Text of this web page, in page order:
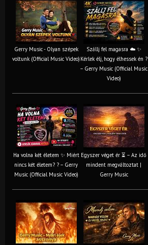
Gerry Music - Olyan szépek
voltunk (Official Music Video)
Szállj fel magasra ☁️ ✨
Kérlek élj, hogy élhessek én ?
– Gerry Music (Official Music
Video)
Ha volna két életem ✨ Miért
nincs két életem? ? – Gerry
Music (Official Music Video)
Egyszer véget ér ⏳ – Az idő
mindent megváltoztat |
Gerry Music